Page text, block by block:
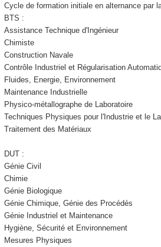
Cycle de formation initiale en alternancepar
BTS :
Assistance Technique d'Ingénieur
Chimiste
Construction Navale
Contrôle Industriel et Régularisation
Fluides, Energie, Environnement
Maintenance Industrielle
Physico-métallographe de Laboratoire
Techniques Physiques pour l'Industrie et le
Traitement des Matériaux
DUT :
Génie Civil
Chimie
Génie Biologique
Génie Chimique, Génie des Procédés
Génie Industriel et Maintenance
Hygiène, Sécurité et Environnement
Mesures Physiques